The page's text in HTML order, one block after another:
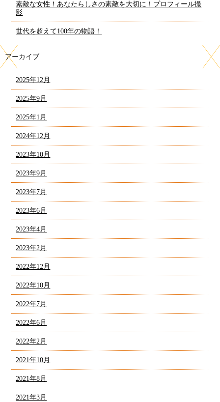
素敵な女性！あなたらしさの素敵を大切に！プロフィール撮
影
世代を超えて100年の物語！
アーカイブ
2025年12月
2025年9月
2025年1月
2024年12月
2023年10月
2023年9月
2023年7月
2023年6月
2023年4月
2023年2月
2022年12月
2022年10月
2022年7月
2022年6月
2022年2月
2021年10月
2021年8月
2021年3月